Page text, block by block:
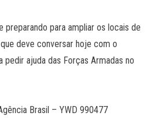
preparando para ampliar os locais de
deve conversar hoje com o
pedir ajuda das Forças Armadas no
Brasil – YWD 990477